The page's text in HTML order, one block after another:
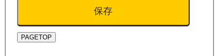
保存
PAGETOP